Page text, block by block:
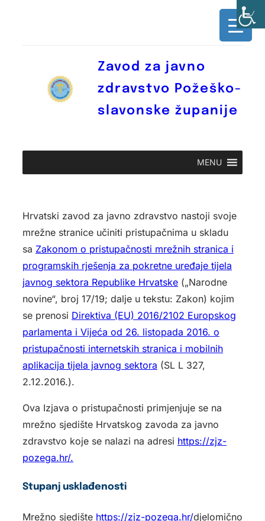
Zavod za javno
zdravstvo Požeško-
slavonske županije
MENU
Hrvatski zavod za javno zdravstvo nastoji svoje
mrežne stranice učiniti pristupačnima u skladu
sa Zakonom o pristupačnosti mrežnih stranica i
programskih rješenja za pokretne uređaje tijela
javnog sektora Republike Hrvatske („Narodne
novine“, broj 17/19; dalje u tekstu: Zakon) kojim
se prenosi Direktiva (EU) 2016/2102 Europskog
parlamenta i Vijeća od 26. listopada 2016. o
pristupačnosti internetskih stranica i mobilnih
aplikacija tijela javnog sektora (SL L 327,
2.12.2016.).
Ova Izjava o pristupačnosti primjenjuje se na
mrežno sjedište Hrvatskog zavoda za javno
zdravstvo koje se nalazi na adresi https://zjz-
pozega.hr/.
Stupanj usklađenosti
Mrežno sjedište https://zjz-pozega.hr/djelomično